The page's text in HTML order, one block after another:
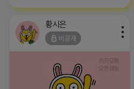
황시은
비공개